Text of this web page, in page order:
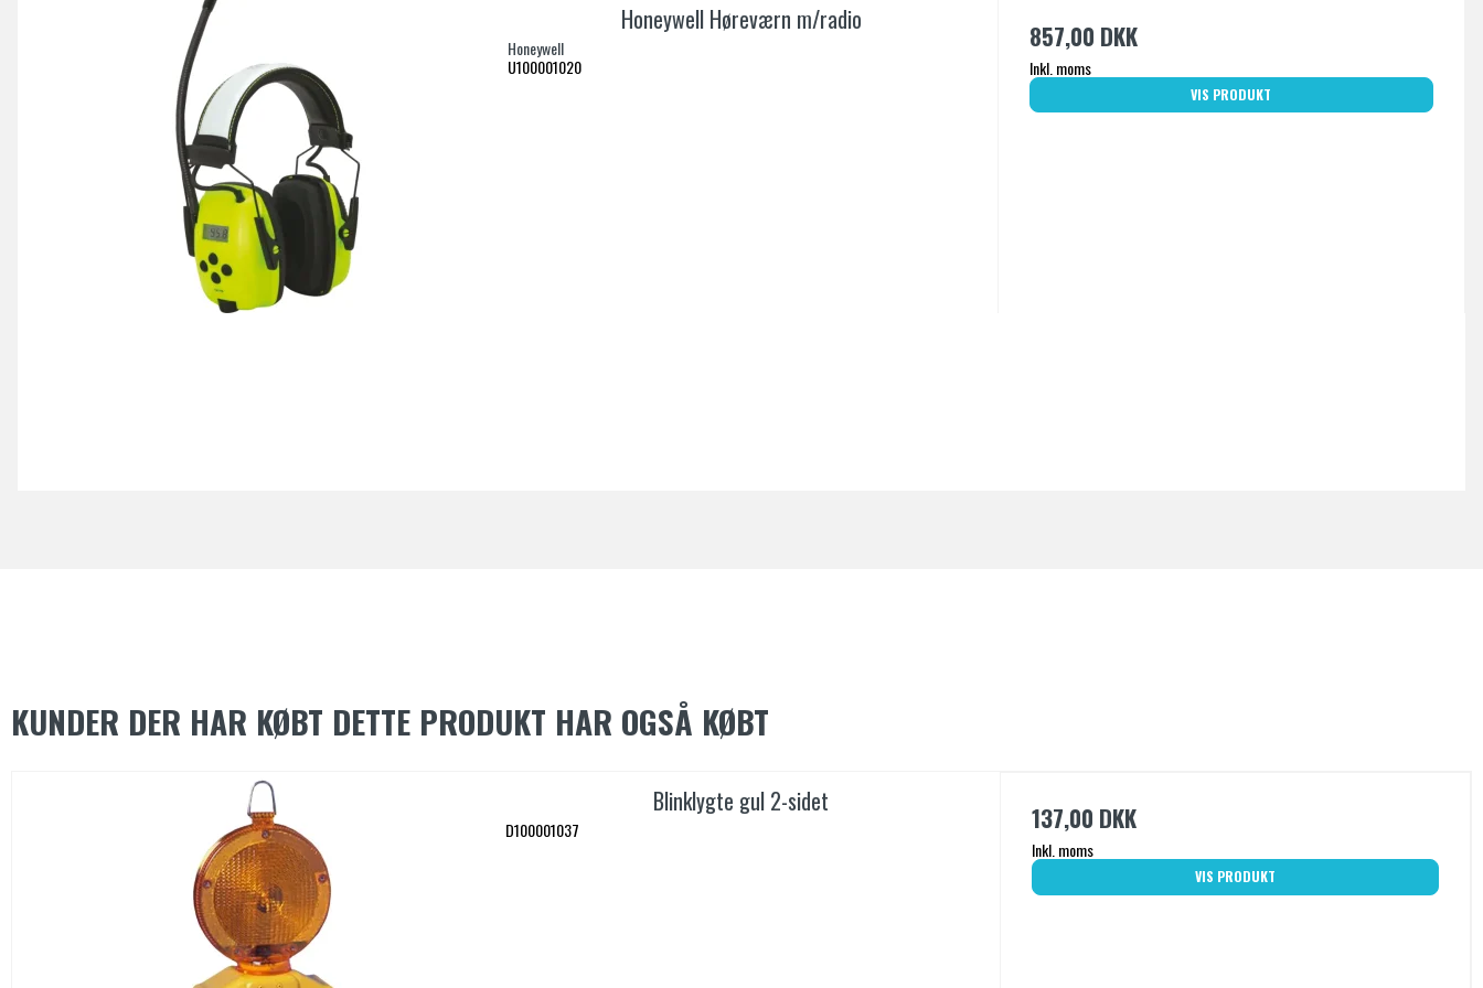
Honeywell Høreværn m/radio
Honeywell
U100001020
857,00 DKK
Inkl. moms
VIS PRODUKT
KUNDER DER HAR KØBT DETTE PRODUKT HAR OGSÅ KØBT
Blinklygte gul 2-sidet
D100001037 137,00 DKK
Inkl. moms
VIS PRODUKT